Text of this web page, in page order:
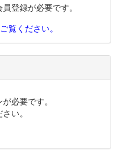
登録が必要です。
覧ください。
必要です。
い。